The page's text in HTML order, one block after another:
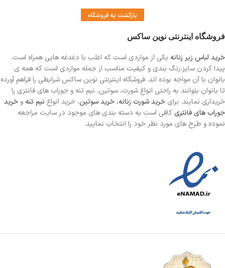
بازگشت به فروشگاه
فروشگاه اینترنتی نوین ساکس
خرید لباس زیر زنانه یکی از مواردی است که اغلب با دغدغه هایی همراه است.
پیدا کردن سایز،رنگ بندی و کیفیت مناسب از جمله مواردی است که همه ی
بانوان با آن مواجه بوده اند. فروشگاه اینترنتی نوین ساکس شرایطی را فراهم آورده
تا بانوان بتوانند به راحتی انواع شورت، سوتین، نیم تنه و جوراب های فانتزی را
خریداری نمایند. برای خرید شورت زنانه، خرید سوتین، خرید انواع نیم تنه و خرید
جوراب های فانتری کافی است به دسته بندی های موجود در سایت مراجعه
نموده و طرح های مورد نظر خود را انتخاب نمایید.